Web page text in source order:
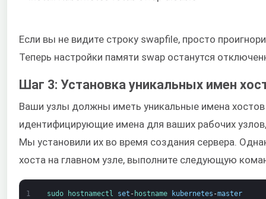
Если вы не видите строку swapfile, просто
Теперь настройки памяти swap останутся
Шаг 3: Установка уникальных имен
Ваши узлы должны иметь уникальные имена
идентифицирующие имена для ваших рабочих
Мы установили их во время создания сервера.
хоста на главном узле, выполните следующую
1 sudo hostnamectl set - hostname kubernetes -master